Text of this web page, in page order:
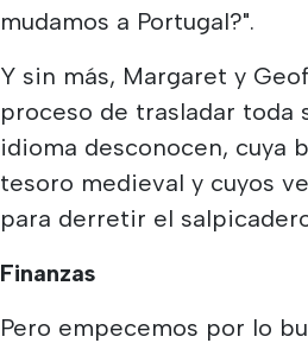
mudamos a Portugal?".
Y sin más, Margaret y
proceso de trasladar toda
idioma desconocen, cuya
tesoro medieval y cuyos
para derretir el
Finanzas
Pero empecemos por lo